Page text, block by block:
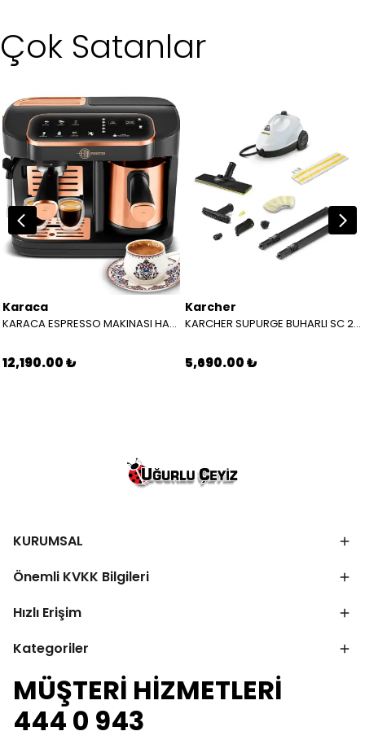
Çok Satanlar
Karaca
KARACA ESPRESSO MAKINASI HATIR PERFETTO ESPRESSO T.K.M. COPPER 8683650465904
12,190.00 ₺
Karcher
KARCHER SUPURGE BUHARLI SC 2 EASYFIX EU BEYAZ 15126000
5,690.00 ₺
KURUMSAL
Önemli KVKK Bilgileri
Hızlı Erişim
Kategoriler
MÜŞTERİ HİZMETLERİ
444 0 943